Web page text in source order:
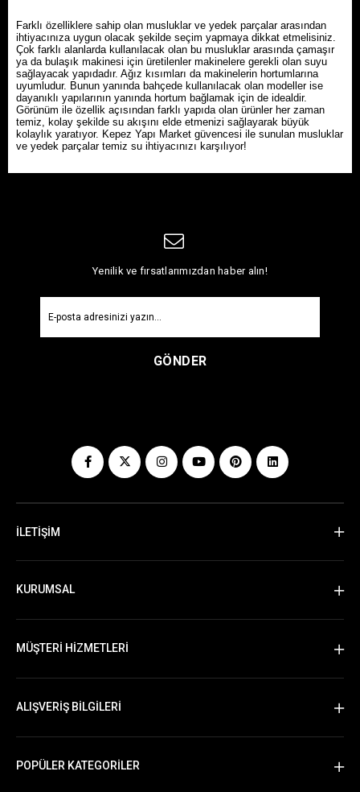
Farklı özelliklere sahip olan musluklar ve yedek parçalar arasından
ihtiyacınıza uygun olacak şekilde seçim yapmaya dikkat etmelisiniz.
Çok farklı alanlarda kullanılacak olan bu musluklar arasında çamaşır
ya da bulaşık makinesi için üretilenler makinelere gerekli olan suyu
sağlayacak yapıdadır. Ağız kısımları da makinelerin hortumlarına
uyumludur. Bunun yanında bahçede kullanılacak olan modeller ise
dayanıklı yapılarının yanında hortum bağlamak için de idealdir.
Görünüm ile özellik açısından farklı yapıda olan ürünler her zaman
temiz, kolay şekilde su akışını elde etmenizi sağlayarak büyük
kolaylık yaratıyor. Kepez Yapı Market güvencesi ile sunulan musluklar
ve yedek parçalar temiz su ihtiyacınızı karşılıyor!
Yenilik ve fırsatlarımızdan haber alın!
GÖNDER
İLETİŞİM
KURUMSAL
MÜŞTERİ HİZMETLERİ
ALIŞVERİŞ BİLGİLERİ
POPÜLER KATEGORİLER